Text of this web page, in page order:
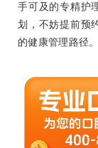
手可及的专精护
划，不妨提前预
的健康管理路径。